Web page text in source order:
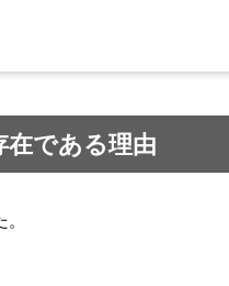
在である理由